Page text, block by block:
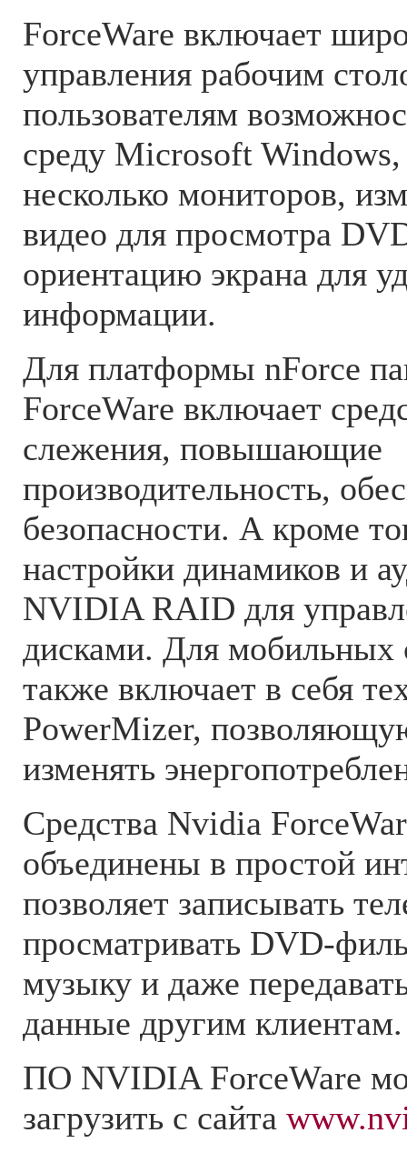
ForceWare включает
управления рабочим
пользователям
среду Microsoft
несколько мониторов,
видео для просмотра
ориентацию экрана для
информации.
Для платформы nForce
ForceWare включает
слежения, повышающие
производительность,
безопасности. А кроме
настройки динамиков и
NVIDIA RAID для
дисками. Для мобильных
также включает в себя
PowerMizer,
изменять
Средства Nvidia
объединены в простой
позволяет записывать
просматривать DVD-
музыку и даже
данные другим клиентам.
ПО NVIDIA ForceWare
загрузить с сайта